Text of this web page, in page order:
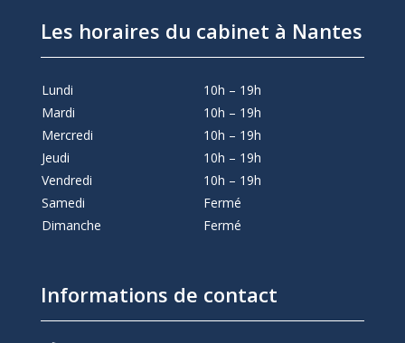
Les horaires du cabinet à Nantes
Lundi
10h – 19h
Mardi
10h – 19h
Mercredi
10h – 19h
Jeudi
10h – 19h
Vendredi
10h – 19h
Samedi
Fermé
Dimanche
Fermé
Informations de contact